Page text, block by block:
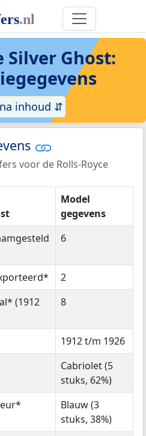
Silver Ghost:
inhoud ⇵
voor de Rolls-Royce
Model
gegevens
6
2
(1912
8
1912 t/m 1926
Cabriolet (5
stuks, 62%)
Blauw (3
stuks, 38%)